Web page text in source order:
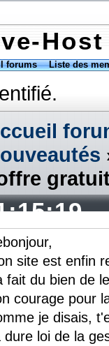
Host
forums Liste des
site est enfin
fait du bien de
courage pour
je disais,
dure loi de la